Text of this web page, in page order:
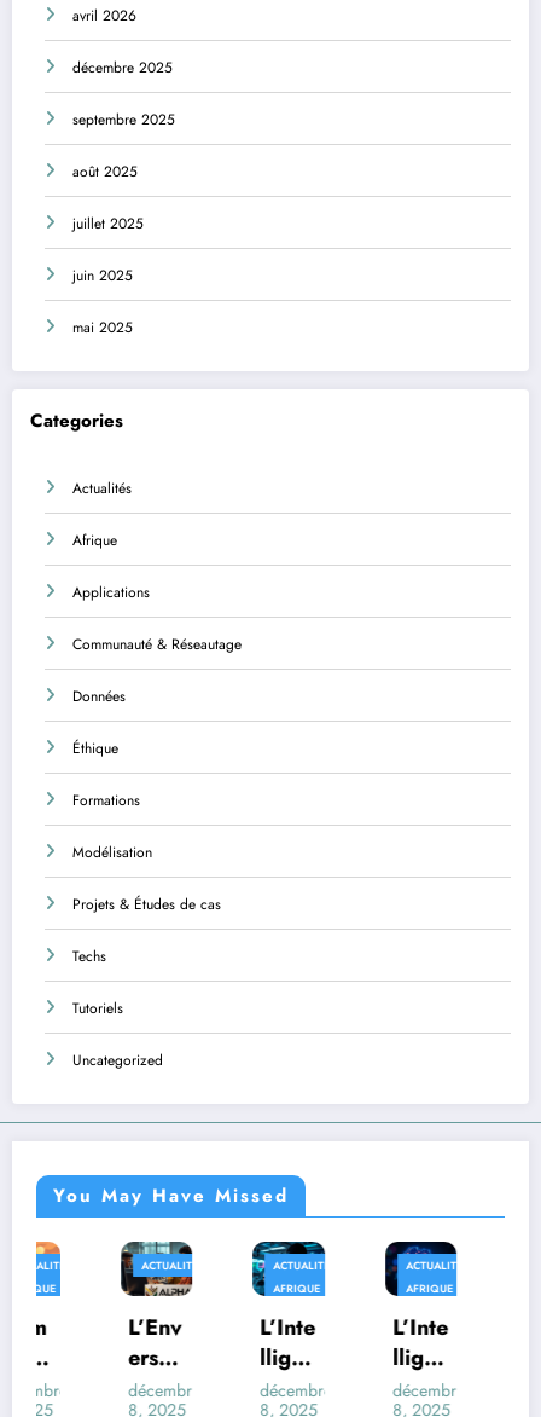
avril 2026
décembre 2025
septembre 2025
août 2025
juillet 2025
juin 2025
mai 2025
Categories
Actualités
Afrique
Applications
Communauté & Réseautage
Données
Éthique
Formations
Modélisation
Projets & Études de cas
Techs
Tutoriels
Uncategorized
You May Have Missed
ACTUALITÉS
L’Env
ers
du
décembre
8, 2025
ACTUALITÉS
AFRIQUE
L’Inte
lligen
ce
décembre
8, 2025
ACTUALITÉS
L’Inte
lligen
ce
décembre
8, 2025
AFRIQUE
Au-
delà
des
décembre
8, 2025